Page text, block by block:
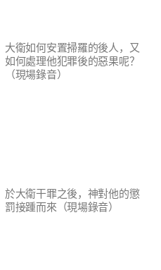
大衛如何安置掃羅的後人，又
如何處理他犯罪後的惡果呢？
（現場錄音）
於大衛干罪之後，神對他的懲
罰接踵而來（現場錄音）